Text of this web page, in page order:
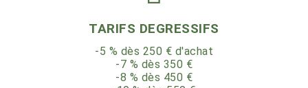
TARIFS DEGRESSIFS
-5 % dès 250 € d'achat
-7 % dès 350 €
-8 % dès 450 €